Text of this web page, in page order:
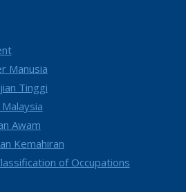
Manusia
Tinggi
Awam
Kemahiran
of Occupations